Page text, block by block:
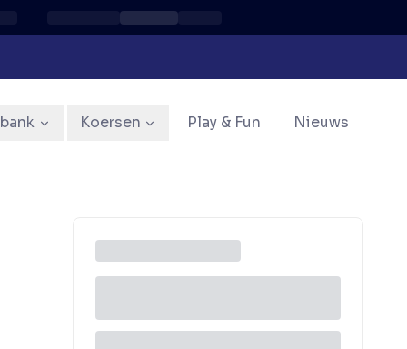
Koersen Play & Fun Nieuws